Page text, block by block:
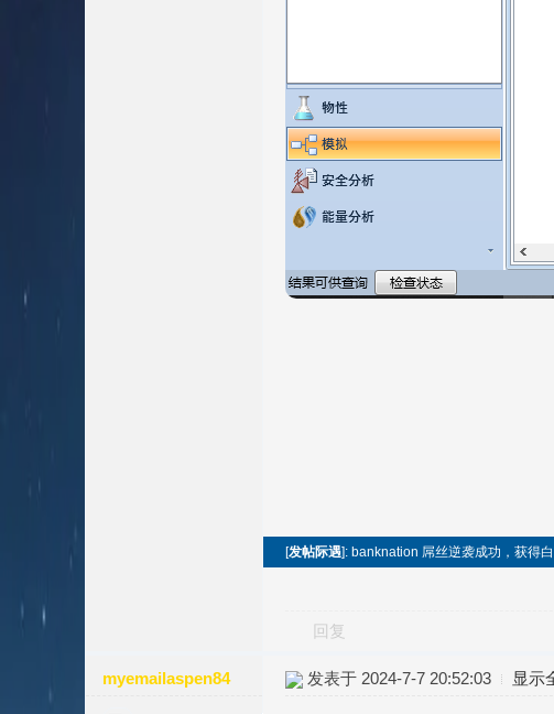
[发帖际遇]: banknation 屌丝逆袭成功，获得
回复
myemailaspen84 发表于 2024-7-7 20:52:03 显示